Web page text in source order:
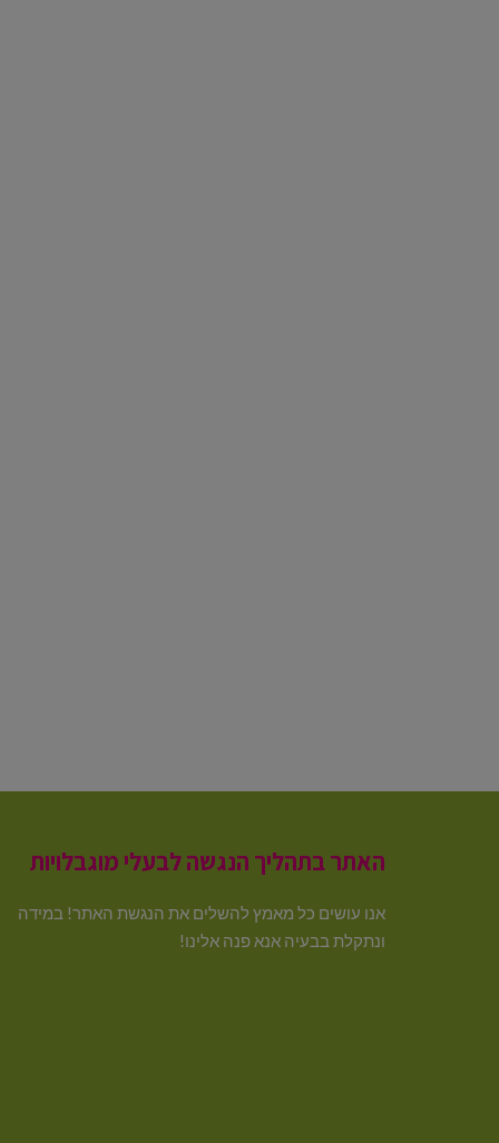
האתר בתהליך הנגשה לבעלי מוגבלויות
אנו עושים כל מאמץ להשלים את הנגשת האתר! במידה
ונתקלת בבעיה אנא פנה אלינו!